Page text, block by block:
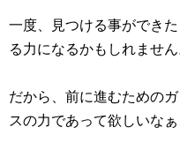
一度、見つける事ができ
る力になるかもしれません
だから、前に進むための
スの力であって欲しいな